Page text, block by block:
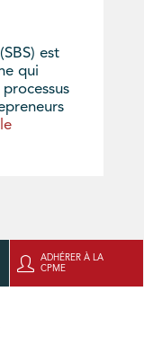
est
qui
ADHÉRER À LA
CPME